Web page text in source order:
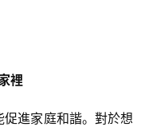
裡
進家庭和諧。對於想